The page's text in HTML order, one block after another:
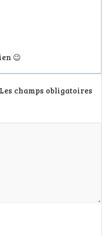
😉
Les champs obligatoires